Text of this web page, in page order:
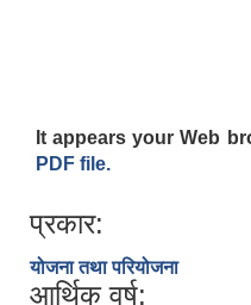
It appears your Web
PDF file.
प्रकार:
योजना तथा परियोजना
आर्थिक वर्ष: